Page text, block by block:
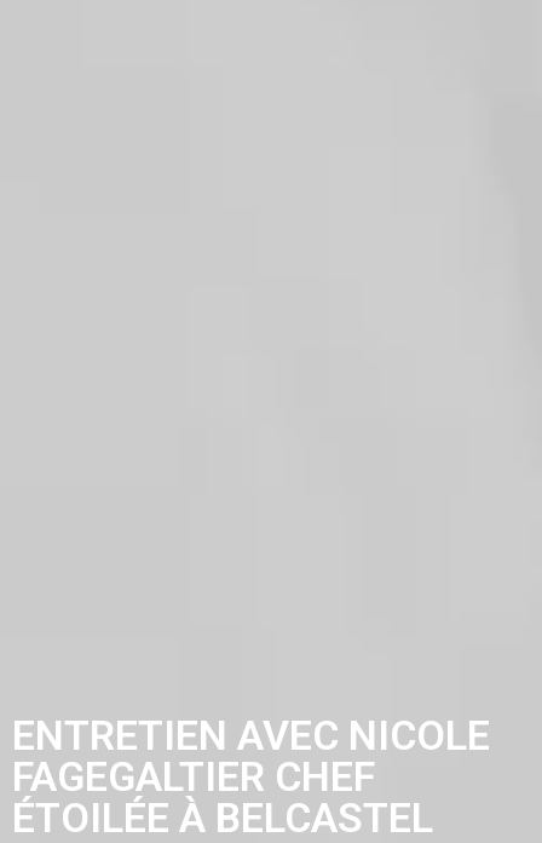
ENTRETIEN AVEC NICOLE
FAGEGALTIER CHEF
ÉTOILÉE À BELCASTEL